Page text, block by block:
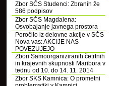
Zbor SČS Studenci: Zbranih že
586 podpisov
Zbor SČS Magdalena:
Osvobajanje javnega prostora
Poročilo iz delovne akcije v SČS
Nova vas: AKCIJE NAS
POVEZUJEJO
Zbori Samoorganiziranih četrtnih
in krajevnih skupnosti Maribora v
tednu od 10. do 14. 11. 2014
Zbor SKS Kamnica: O prometni